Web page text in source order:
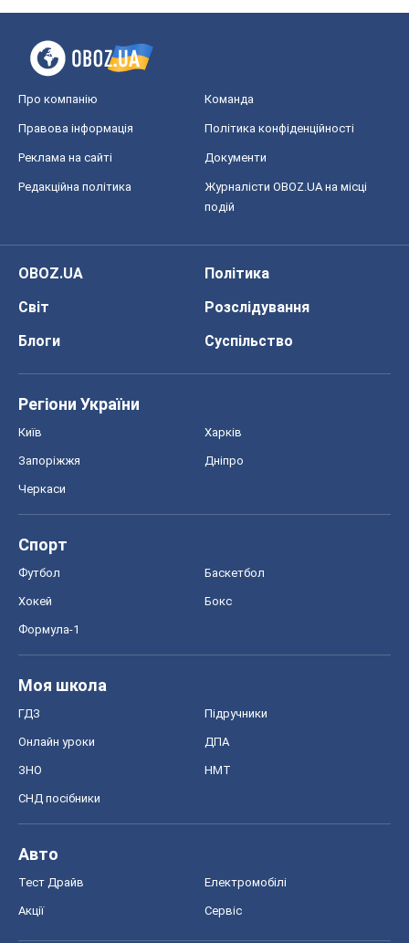
Про компанію Команда
Правова інформація Політика конфіденційності
Реклама на сайті Документи
Редакційна політика
Журналісти OBOZ.UA на місці
подій
OBOZ.UA
Політика
Світ
Розслідування
Блоги
Суспільство
Регіони України
Київ Харків
Запоріжжя Дніпро
Черкаси
Спорт
Футбол Баскетбол
Хокей Бокс
Формула-1
Моя школа
ГДЗ Підручники
Онлайн уроки ДПА
ЗНО НМТ
СНД посібники
Авто
Тест Драйв Електромобілі
Акції Сервіс